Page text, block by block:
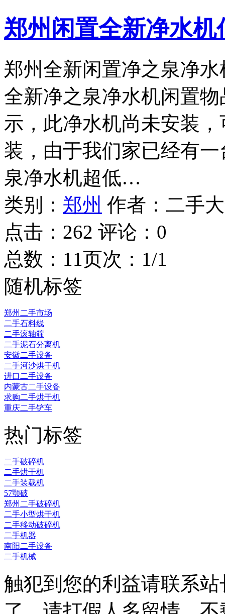
郑州闲置全新净水机
郑州全新闲置净之泉净
全新净之泉净水机闲置
示，此净水机尚未安装
装，由于我们家已经有
泉净水机超低…
类别： 郑州 作者： 二手
点击： 262 评论： 0
总数：11页次：1/1
随机标签
郑州二手市场
二手石料线
二手滚轴筛
二手泥石分离机
安徽二手设备
二手河沙烘干机
进口二手设备
内蒙古二手设备
求购二手烘干机
重庆二手铲车
热门标签
二手破碎机
二手烘干机
二手装载机
57颚破
郑州二手破碎机
二手小型烘干机
二手移动破碎机
二手机器
南阳二手设备
二手机械
触犯到您的利益请联系